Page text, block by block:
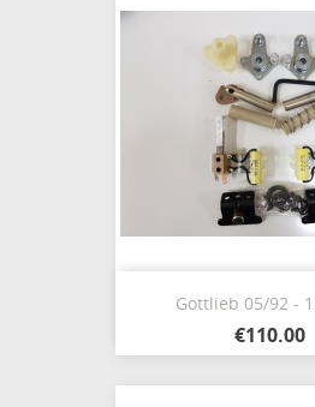
Gottlieb 05/92 -
€110.00